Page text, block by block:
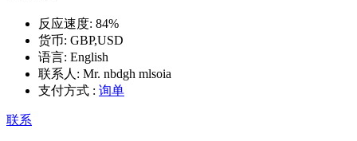
反应速度: 84%
货币: GBP,USD
语言: English
联系人: Mr. nbdgh mlsoia
支付方式 : 询单
联系